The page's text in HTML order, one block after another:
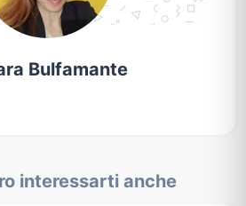
Bulfamante
interessarti anche